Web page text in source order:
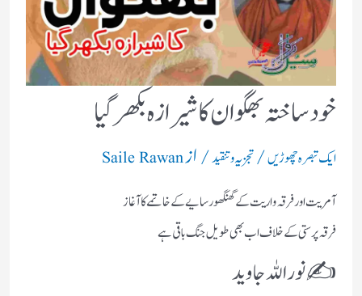
خود ساختہ بھگوان کا شیرازہ بکھرگیا
ایک تبصرہ چھوڑیں/تجزیہ و تنقید/ ازSaile Rawan
آمریت اور فرقہ واریت کےگھنگھور سایےکے خاتمے کا آغاز
فرقہ پرستی کے خلاف اب بھی طویل جنگ باقی ہے
✍️ نور اللہ جاوید